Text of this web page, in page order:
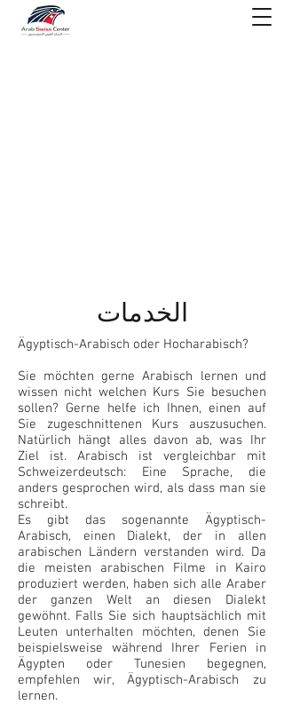
الخدمات
Ägyptisch-Arabisch oder Hocharabisch?
Sie möchten gerne Arabisch lernen und
wissen nicht welchen Kurs Sie besuchen
sollen? Gerne helfe ich Ihnen, einen auf
Sie zugeschnittenen Kurs auszusuchen.
Natürlich hängt alles davon ab, was Ihr
Ziel ist. Arabisch ist vergleichbar mit
Schweizerdeutsch: Eine Sprache, die
anders gesprochen wird, als dass man sie
schreibt.
Es gibt das sogenannte Ägyptisch-
Arabisch, einen Dialekt, der in allen
arabischen Ländern verstanden wird. Da
die meisten arabischen Filme in Kairo
produziert werden, haben sich alle Araber
der ganzen Welt an diesen Dialekt
gewöhnt. Falls Sie sich hauptsächlich mit
Leuten unterhalten möchten, denen Sie
beispielsweise während Ihrer Ferien in
Ägypten oder Tunesien begegnen,
empfehlen wir, Ägyptisch-Arabisch zu
lernen.